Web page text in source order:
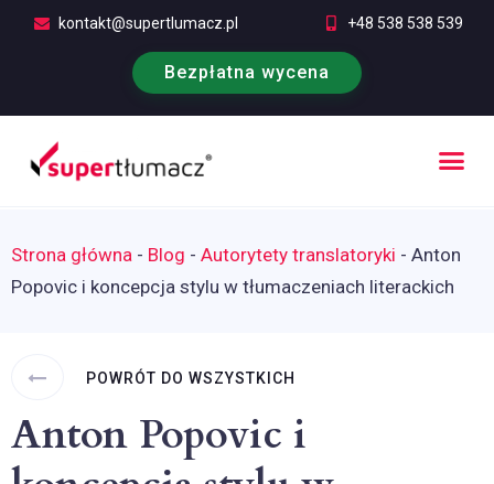
kontakt@supertlumacz.pl +48 538 538 539
Bezpłatna wycena
Strona główna - Blog - Autorytety translatoryki - Anton
Popovic i koncepcja stylu w tłumaczeniach literackich
POWRÓT DO WSZYSTKICH
Anton Popovic i